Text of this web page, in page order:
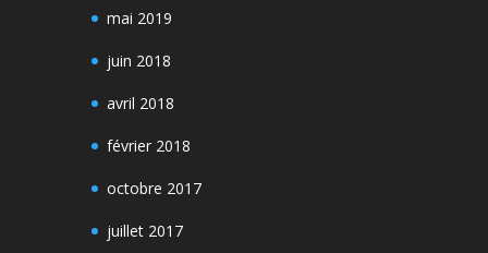
mai 2019
juin 2018
avril 2018
février 2018
octobre 2017
juillet 2017